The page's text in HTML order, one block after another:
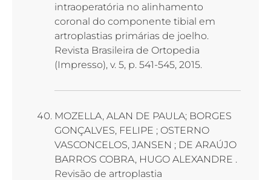
intraoperatória no alinhamento
coronal do componente tibial em
artroplastias primárias de joelho.
Revista Brasileira de Ortopedia
(Impresso), v. 5, p. 541-545, 2015.
MOZELLA, ALAN DE PAULA; BORGES
GONÇALVES, FELIPE ; OSTERNO
VASCONCELOS, JANSEN ; DE ARAÚJO
BARROS COBRA, HUGO ALEXANDRE .
Revisão de artroplastia